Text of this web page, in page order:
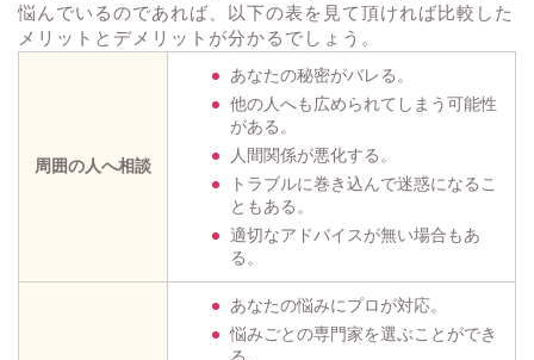
悩んでいるのであれば、以下の表を見て頂ければ比較した
メリットとデメリットが分かるでしょう。
周囲の人へ相談
あなたの秘密がバレる。
他の人へも広められてしまう可能性
がある。
人間関係が悪化する。
トラブルに巻き込んで迷惑になるこ
ともある。
適切なアドバイスが無い場合もあ
る。
あなたの悩みにプロが対応。
悩みごとの専門家を選ぶことができ
る。